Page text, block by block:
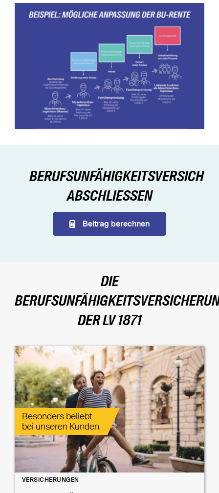
ABSCHLIESSEN
Beitrag berechnen
DIE
DER LV 1871
Besonders beliebt
bei unseren Kunden
VERSICHERUNGEN